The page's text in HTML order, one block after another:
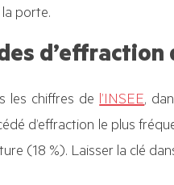
porte.
d’effraction
les chiffres del’INSEE,
d’effraction le plus
(18 %). Laisser la clé